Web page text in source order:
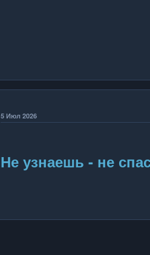
5 Июл 2026
Не узнаешь - не